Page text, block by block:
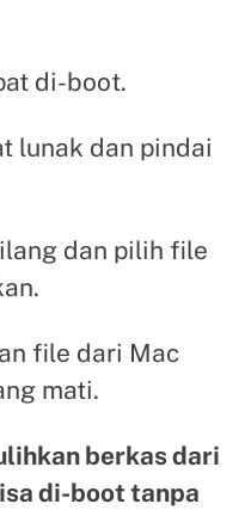
di-boot.
lunak dan pindai
dan pilih file
file dari Mac
mati.
berkas dari
di-boot tanpa